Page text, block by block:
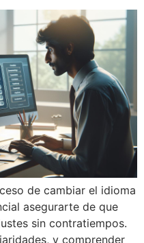
de cambiar el idioma
asegurarte de que
sin contratiempos.
y comprender